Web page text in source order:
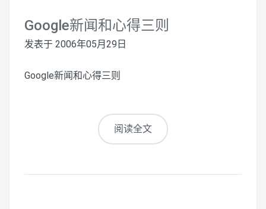
Google新闻和心得三则
发表于 2006年05月29日
Google新闻和心得三则
阅读全文